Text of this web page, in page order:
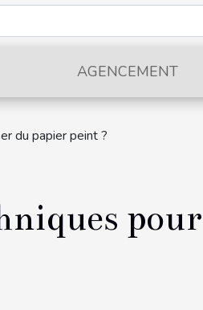
AGENCEMENT
du papier peint ?